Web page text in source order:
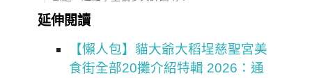
延伸閱讀
【懶人包】貓大爺大稻埕慈聖宮美
食街全部20攤介紹特輯 2026：通